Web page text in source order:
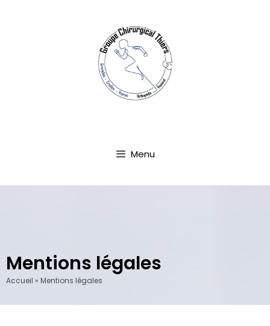
Menu
Mentions légales
Accueil » Mentions légales